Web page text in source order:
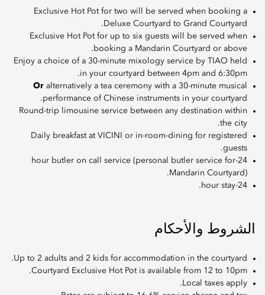
Exclusive Hot Pot for two will be served when booking a
Deluxe Courtyard to Grand Courtyard.
Exclusive Hot Pot for up to six guests will be served when
booking a Mandarin Courtyard or above.
Enjoy a choice of a 30-minute mixology service by TIAO held
in your courtyard between 4pm and 6:30pm.
Or alternatively a tea ceremony with a 30-minute musical
performance of Chinese instruments in your courtyard.
Round-trip limousine service between any destination within
the city.
Daily breakfast at VICINI or in-room-dining for registered
guests.
24-hour butler on call service (personal butler service for
Mandarin Courtyard).
24-hour stay.
الشروط والأحكام
Up to 2 adults and 2 kids for accommodation in the courtyard.
Courtyard Exclusive Hot Pot is available from 12 to 10pm.
Local taxes apply.